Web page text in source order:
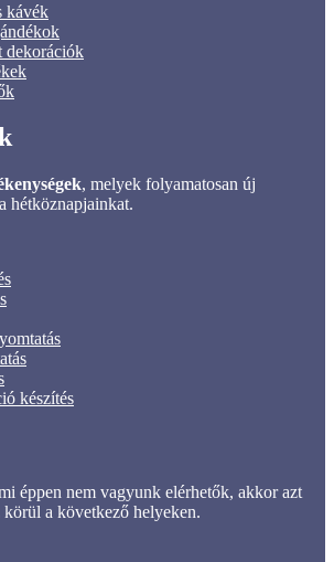
kávék
dekorációk
, melyek folyamatosan új
hétköznapjainkat.
készítés
éppen nem vagyunk elérhetők, akkor azt
a következő helyeken.